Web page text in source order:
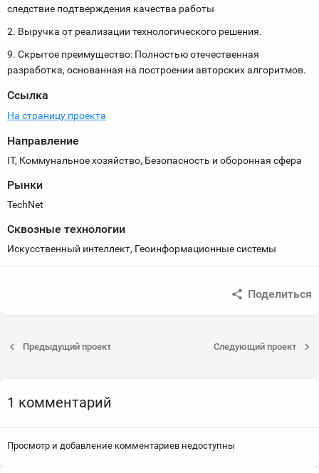
следствие подтверждения качества работы
2. Выручка от реализации технологического решения.
9. Скрытое преимущество: Полностью отечественная
разработка, основанная на построении авторских алгоритмов.
Ссылка
На страницу проекта
Направление
IT, Коммунальное хозяйство, Безопасность и оборонная сфера
Рынки
TechNet
Сквозные технологии
Искусственный интеллект, Геоинформационные системы
Поделиться
Предыдущий проект Следующий проект
1 комментарий
Просмотр и добавление комментариев недоступны